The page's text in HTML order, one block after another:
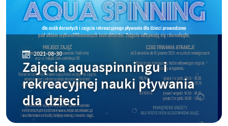
2021-08-30
Zajęcia aquaspinningu i
rekreacyjnej nauki pływania
dla dzieci